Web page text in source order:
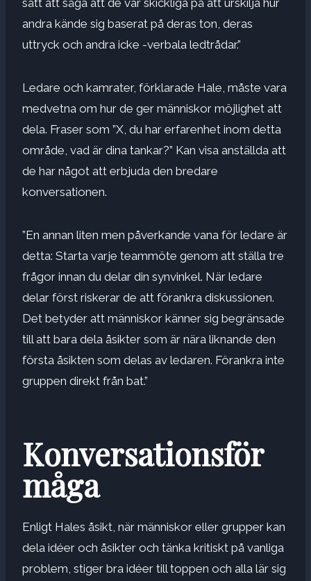
andra kände sig baserat på deras ton, deras
uttryck och andra icke -verbala ledtrådar.”
Ledare och kamrater, förklarade Hale, måste vara
medvetna om hur de ger människor möjlighet att
dela. Fraser som ”X, du har erfarenhet inom detta
område, vad är dina tankar?” Kan visa anställda att
de har något att erbjuda den bredare
konversationen.
”En annan liten men påverkande vana för ledare är
detta: Starta varje teammöte genom att ställa tre
frågor innan du delar din synvinkel. När ledare
delar först riskerar de att förankra diskussionen.
Det betyder att människor känner sig begränsade
till att bara dela åsikter som är nära liknande den
första åsikten som delas av ledaren. Förankra inte
gruppen direkt från bat.”
Konversationsför
måga
Enligt Hales åsikt, när människor eller grupper kan
dela idéer och åsikter och tänka kritiskt på vanliga
problem, stiger bra idéer till toppen och alla lär sig